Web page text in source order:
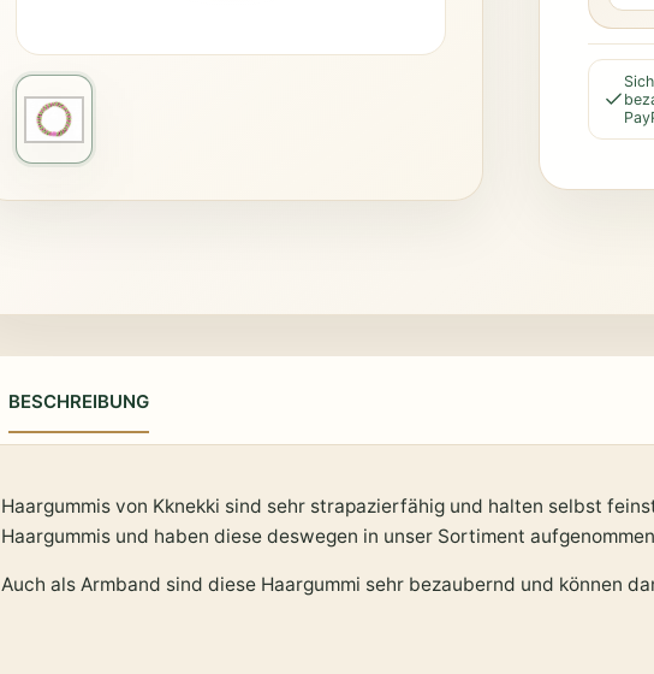
BESCHREIBUNG
Haargummis von Kknekki sind sehr strapazierfähig und halten selbst
Haargummis und haben diese deswegen in unser Sortiment
Auch als Armband sind diese Haargummi sehr bezaubernd und können